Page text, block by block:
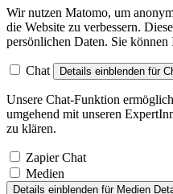
Wir nutzen Matomo, um
die Website zu verbessern.
persönlichen Daten. Sie
Chat Details einblenden für
Unsere Chat-Funktion
umgehend mit unseren
zu klären.
Zapier Chat
Medien
Details einblenden für Medien